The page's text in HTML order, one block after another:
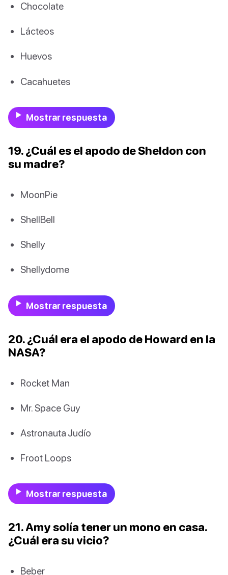
Chocolate
Lácteos
Huevos
Cacahuetes
Mostrar respuesta
19. ¿Cuál es el apodo de Sheldon con
su madre?
MoonPie
ShellBell
Shelly
Shellydome
Mostrar respuesta
20. ¿Cuál era el apodo de Howard en la
NASA?
Rocket Man
Mr. Space Guy
Astronauta Judío
Froot Loops
Mostrar respuesta
21. Amy solía tener un mono en casa.
¿Cuál era su vicio?
Beber